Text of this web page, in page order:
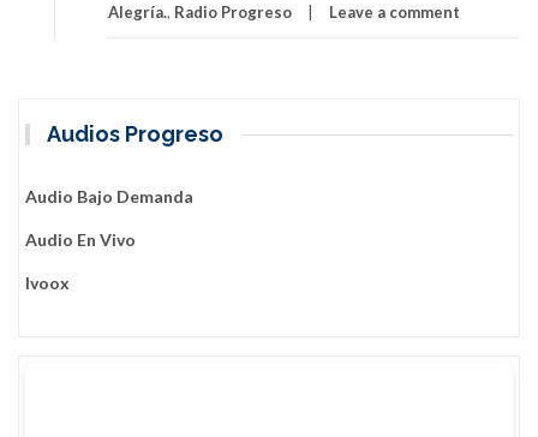
Alegría., Radio Progreso Leave a comment
Audios Progreso
Audio Bajo Demanda
Audio En Vivo
Ivoox